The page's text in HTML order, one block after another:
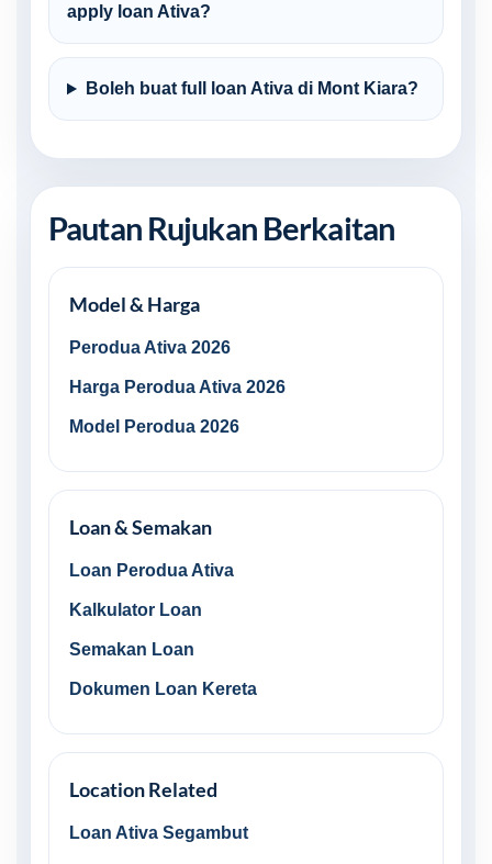
apply loan Ativa?
Boleh buat full loan Ativa di Mont Kiara?
Pautan Rujukan Berkaitan
Model & Harga
Perodua Ativa 2026
Harga Perodua Ativa 2026
Model Perodua 2026
Loan & Semakan
Loan Perodua Ativa
Kalkulator Loan
Semakan Loan
Dokumen Loan Kereta
Location Related
Loan Ativa Segambut